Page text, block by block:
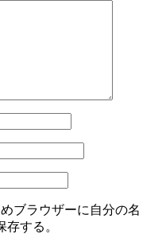
ブラウザーに自分の名
する。